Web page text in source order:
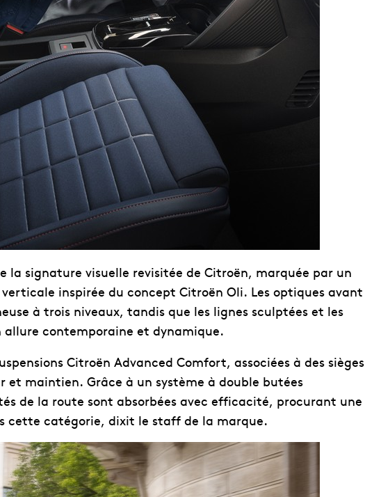
la signature visuelle revisitée de Citroën, marquée par un
inspirée du concept Citroën Oli. Les optiques avant
à trois niveaux, tandis que les lignes sculptées et les
allure contemporaine et dynamique.
Citroën Advanced Comfort, associées à des sièges
maintien. Grâce à un système à double butées
de la route sont absorbées avec efficacité, procurant une
cette catégorie, dixit le staff de la marque.